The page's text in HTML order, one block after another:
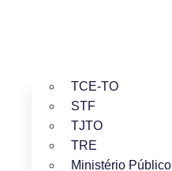
TCE-TO
STF
TJTO
TRE
Ministério Público